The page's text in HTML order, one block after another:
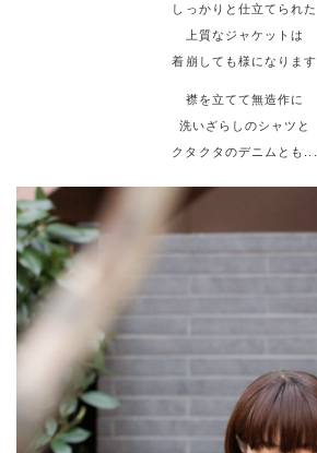
しっかりと仕立てられた
上質なジャケットは
着崩しても様になります
襟を立てて無造作に
洗いざらしのシャツと
クタクタのデニムとも...